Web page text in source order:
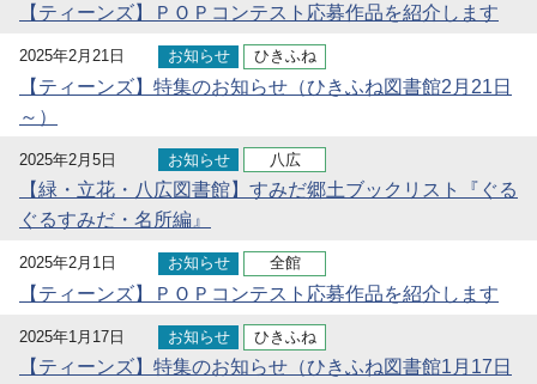
【ティーンズ】ＰＯＰコンテスト応募作品を紹介します
2025年2月21日 お知らせ ひきふね
【ティーンズ】特集のお知らせ（ひきふね図書館2月21日
～）
2025年2月5日 お知らせ 八広
【緑・立花・八広図書館】すみだ郷土ブックリスト『ぐる
ぐるすみだ・名所編』
2025年2月1日 お知らせ 全館
【ティーンズ】ＰＯＰコンテスト応募作品を紹介します
2025年1月17日 お知らせ ひきふね
【ティーンズ】特集のお知らせ（ひきふね図書館1月17日